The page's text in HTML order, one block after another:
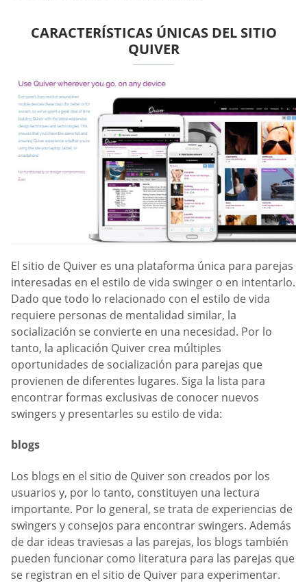
CARACTERÍSTICAS ÚNICAS DEL SITIO
QUIVER
El sitio de Quiver es una plataforma única para parejas
interesadas en el estilo de vida swinger o en intentarlo.
Dado que todo lo relacionado con el estilo de vida
requiere personas de mentalidad similar, la
socialización se convierte en una necesidad. Por lo
tanto, la aplicación Quiver crea múltiples
oportunidades de socialización para parejas que
provienen de diferentes lugares. Siga la lista para
encontrar formas exclusivas de conocer nuevos
swingers y presentarles su estilo de vida:
blogs
Los blogs en el sitio de Quiver son creados por los
usuarios y, por lo tanto, constituyen una lectura
importante. Por lo general, se trata de experiencias de
swingers y consejos para encontrar swingers. Además
de dar ideas traviesas a las parejas, los blogs también
pueden funcionar como literatura para las parejas que
se registran en el sitio de Quiver para experimentar.